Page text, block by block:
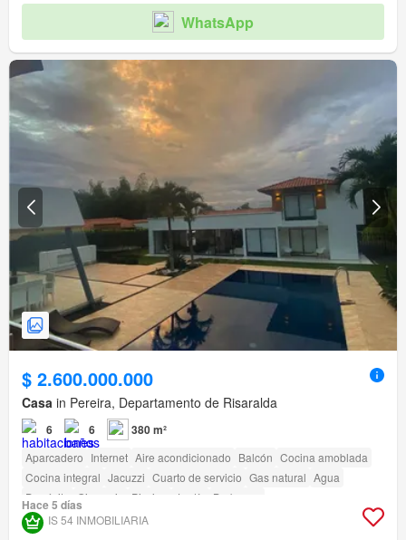
WhatsApp
$ 2.600.000.000
Casa in Pereira, Departamento de Risaralda
6 6 380 m²
Aparcadero Internet Aire acondicionado Balcón Cocina amoblada
Cocina integral Jacuzzi Cuarto de servicio Gas natural Agua
Depósito Gimnasio Piscina Jardín Barbecue
Hace 5 días
IS 54 INMOBILIARIA